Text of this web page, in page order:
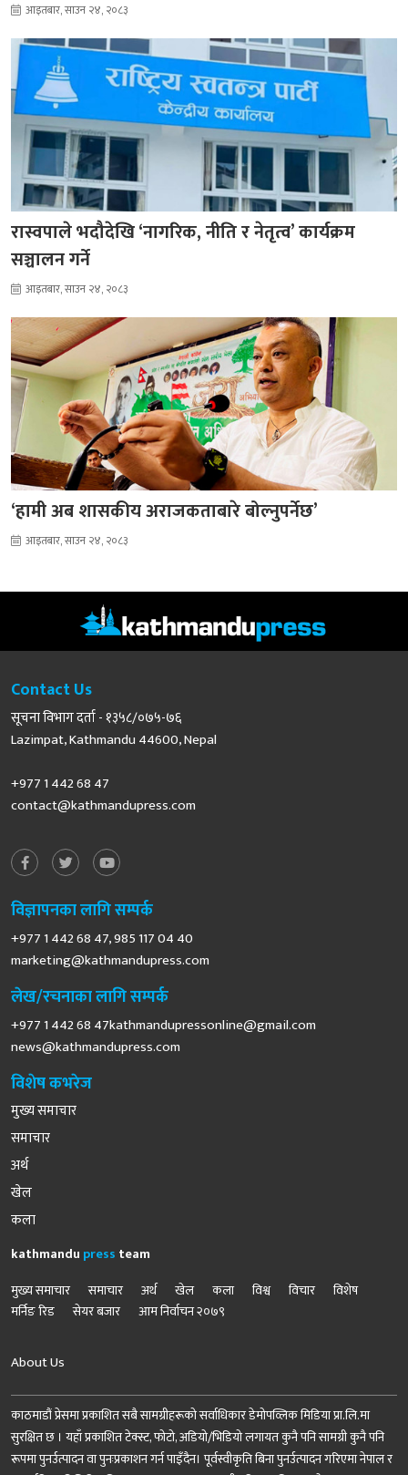
आइतबार, साउन २४, २०८३
रास्वपाले भदौदेखि ‘नागरिक, नीति र नेतृत्व’ कार्यक्रम
सञ्चालन गर्ने
आइतबार, साउन २४, २०८३
‘हामी अब शासकीय अराजकताबारे बोल्नुपर्नेछ’
आइतबार, साउन २४, २०८३
Contact Us
सूचना विभाग दर्ता - १३५८/०७५-७६
Lazimpat, Kathmandu 44600, Nepal
+977 1 442 68 47
contact@kathmandupress.com
विज्ञापनका लागि सम्पर्क
+977 1 442 68 47, 985 117 04 40
marketing@kathmandupress.com
लेख/रचनाका लागि सम्पर्क
+977 1 442 68 47kathmandupressonline@gmail.com
news@kathmandupress.com
विशेष कभरेज
मुख्य समाचार
समाचार
अर्थ
खेल
कला
kathmandu press team
मुख्य समाचार
समाचार अर्थ खेल कला विश्व विचार
विशेष
मर्निङ रिड
सेयर बजार आम निर्वाचन २०७९
About Us
काठमाडौं प्रेसमा प्रकाशित सबै सामग्रीहरूको सर्वाधिकार डेमोपव्लिक मिडिया प्रा.लि.मा
सुरक्षित छ । यहाँ प्रकाशित टेक्स्ट, फोटो, अडियो/भिडियो लगायत कुनै पनि सामग्री कुनै पनि
रूपमा पुनर्उत्पादन वा पुनःप्रकाशन गर्न पाइँदैन। पूर्वस्वीकृति बिना पुनर्उत्पादन गरिएमा नेपाल र